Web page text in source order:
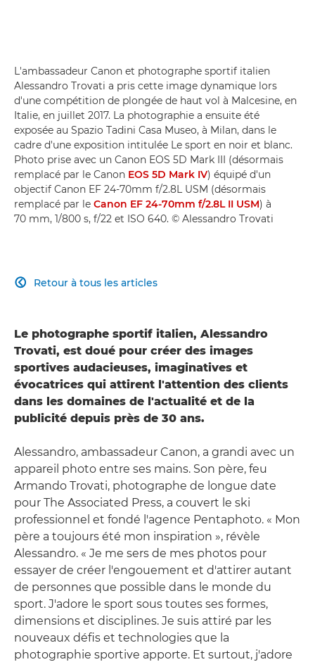
L'ambassadeur Canon et photographe sportif italien
Alessandro Trovati a pris cette image dynamique lors
d'une compétition de plongée de haut vol à Malcesine, en
Italie, en juillet 2017. La photographie a ensuite été
exposée au Spazio Tadini Casa Museo, à Milan, dans le
cadre d'une exposition intitulée Le sport en noir et blanc.
Photo prise avec un Canon EOS 5D Mark III (désormais
remplacé par le Canon EOS 5D Mark IV) équipé d'un
objectif Canon EF 24-70mm f/2.8L USM (désormais
remplacé par le Canon EF 24-70mm f/2.8L II USM) à
70 mm, 1/800 s, f/22 et ISO 640. © Alessandro Trovati
Retour à tous les articles

Le photographe sportif italien, Alessandro
Trovati, est doué pour créer des images
sportives audacieuses, imaginatives et
évocatrices qui attirent l'attention des clients
dans les domaines de l'actualité et de la
publicité depuis près de 30 ans.
Alessandro, ambassadeur Canon, a grandi avec un
appareil photo entre ses mains. Son père, feu
Armando Trovati, photographe de longue date
pour The Associated Press, a couvert le ski
professionnel et fondé l'agence Pentaphoto. « Mon
père a toujours été mon inspiration », révèle
Alessandro. « Je me sers de mes photos pour
essayer de créer l'engouement et d'attirer autant
de personnes que possible dans le monde du
sport. J'adore le sport sous toutes ses formes,
dimensions et disciplines. Je suis attiré par les
nouveaux défis et technologies que la
photographie sportive apporte. Et surtout, j'adore